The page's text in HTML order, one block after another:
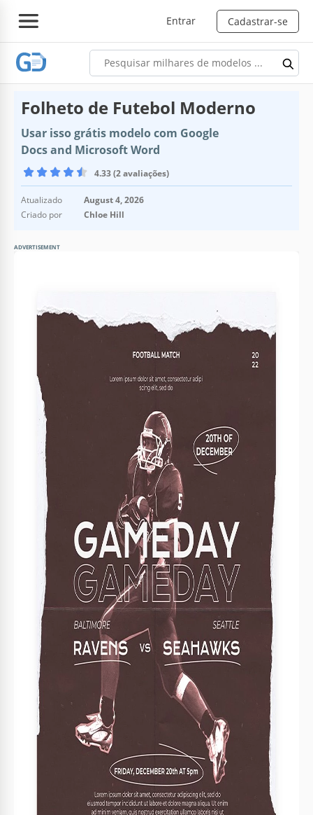
Entrar Cadastrar-se
Folheto de Futebol Moderno
Usar isso grátis modelo com Google
Docs and Microsoft Word
4.33 (2 avaliações)
Atualizado
August 4, 2026
Criado por
Chloe Hill
ADVERTISEMENT